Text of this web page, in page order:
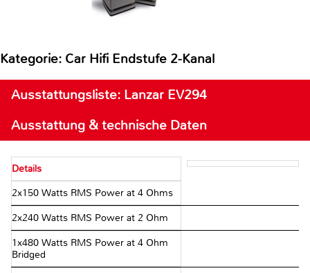
Kategorie: Car Hifi Endstufe 2-Kanal
Ausstattungsliste: Lanzar EV294
Ausstattung & technische Daten
Details
2x150 Watts RMS Power at 4 Ohms
2x240 Watts RMS Power at 2 Ohm
1x480 Watts RMS Power at 4 Ohm
Bridged